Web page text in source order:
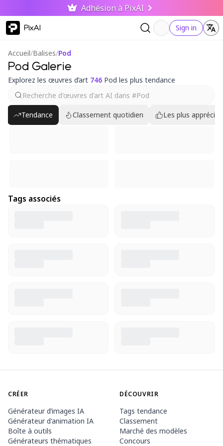
Adhésion à PixAI
PixAI Sign in
Accueil/Balises/Pod
Pod Galerie
Explorez les œuvres d’art 746 Pod les plus tendance
Tendance Classement quotidien Les plus appréciés
Tags associés
CRÉER
Générateur d’images IA
Générateur d'animation IA
Boîte à outils
Générateurs thématiques
DÉCOUVRIR
Tags tendance
Classement
Marché des modèles
Concours